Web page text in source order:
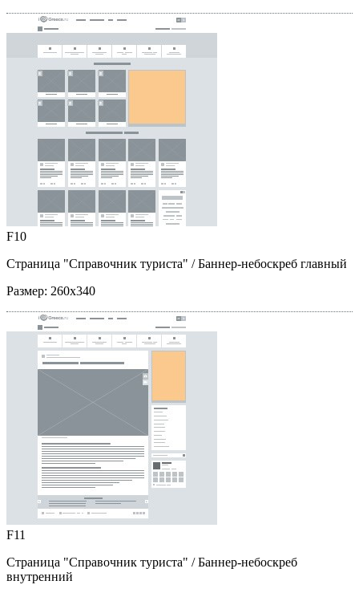
F10
Страница "Справочник туриста" / Баннер-небоскреб главный
Размер: 260x340
F11
Страница "Справочник туриста" / Баннер-небоскреб
внутренний